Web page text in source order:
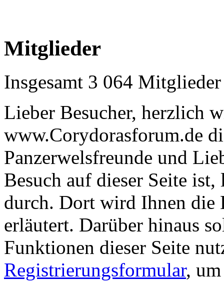
Mitglieder
Insgesamt 3 064 Mitglieder
Lieber Besucher, herzlich
www.Corydorasforum.de
Panzerwelsfreunde und
Besuch auf dieser Seite
durch. Dort wird Ihnen die
erläutert. Darüber hinaus
Funktionen dieser Seite
Registrierungsformular,